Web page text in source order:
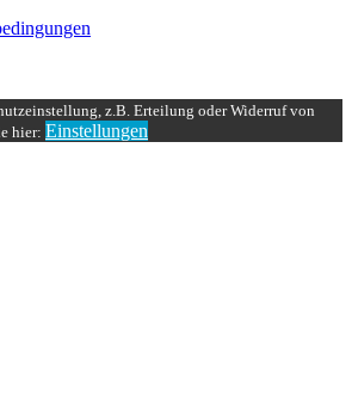
z.B. Erteilung oder Widerruf von
hier: Einstellungen